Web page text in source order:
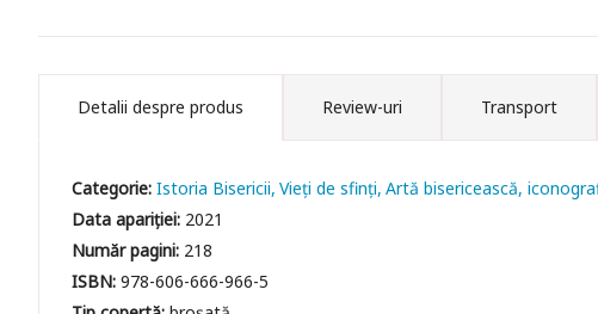
Detalii despre produs Review-uri Transport
Categorie:Istoria Bisericii Vieți de sfinți Artă bisericească,
Data apariției: 2021
Număr pagini: 218
ISBN:978-606-666-966-5